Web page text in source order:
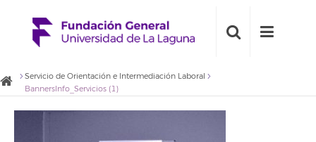
Servicio de Orientación e Intermediación Laboral
BannersInfo_Servicios (1)